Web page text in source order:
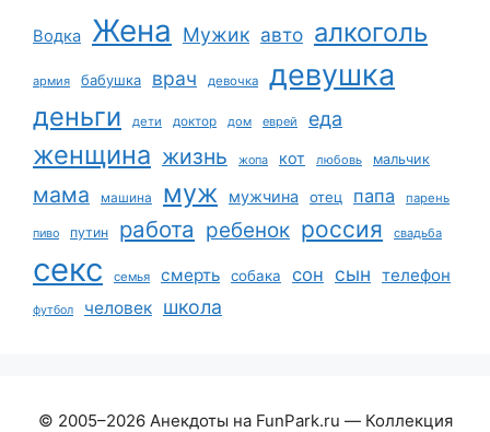
Водка Жена Мужик авто алкоголь
армия бабушка врач девочка девушка
деньги дети доктор дом еврей еда
женщина жизнь жопа кот любовь мальчик
мама машина муж мужчина отец папа парень
пиво путин работа ребенок россия свадьба
секс семья смерть собака сон сын телефон
футбол человек школа
© 2005–2026 Анекдоты на FunPark.ru — Коллекция